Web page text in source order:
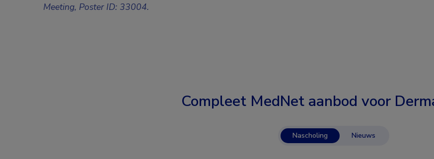
Meeting, Poster ID: 33004.
Compleet MedNet aanbod voor
Nascholing Nieuws